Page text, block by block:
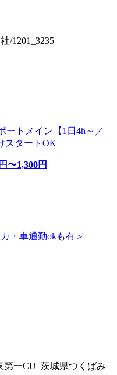
/1201_3235
ートメイン【1日4h～／
スタートOK
円〜1,300円
・車通勤okも有＞
一CU_茨城県つくばみ